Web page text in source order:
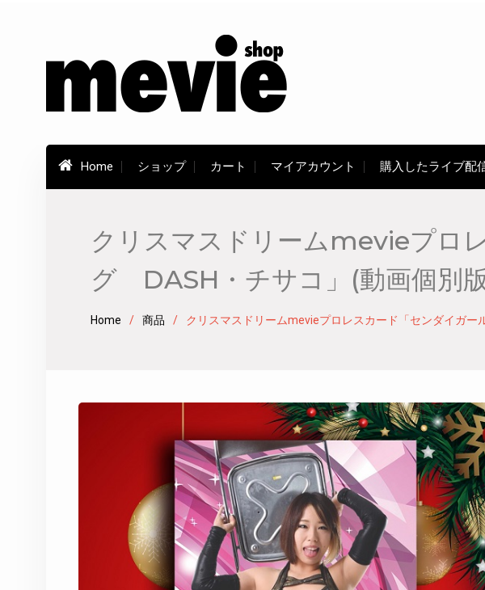
Home ショップ カート マイアカウント 購入したライブ配
クリスマスドリームmevieプロ
グ DASH・チサコ」(動画個別版
Home 商品 クリスマスドリームmevieプロレスカード「センダイガ